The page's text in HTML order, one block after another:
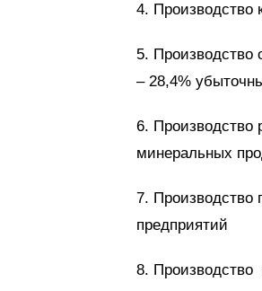
4. Производство
5.
– 28,4%
6. Производство
минеральных
7. Производство
предприятий
8. Производство